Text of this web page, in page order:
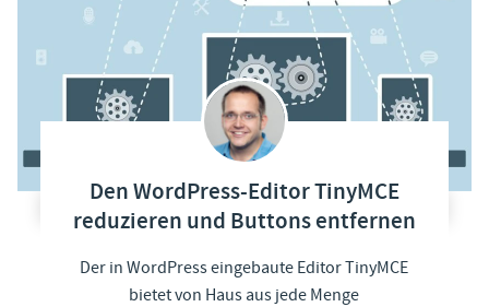
Den WordPress-Editor TinyMCE
reduzieren und Buttons entfernen
Der in WordPress eingebaute Editor TinyMCE
bietet von Haus aus jede Menge